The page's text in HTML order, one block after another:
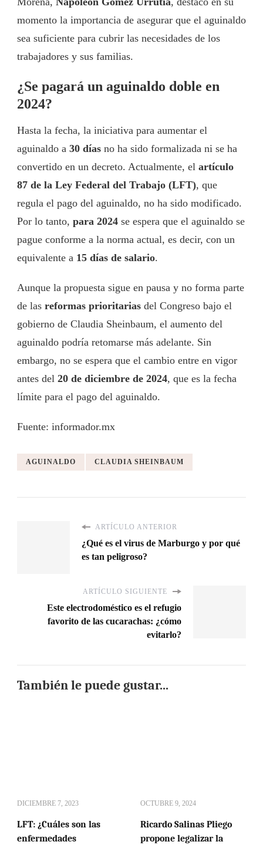
momento la importancia de asegurar que el aguinaldo
sea suficiente para cubrir las necesidades de los
trabajadores y sus familias.
¿Se pagará un aguinaldo doble en
2024?
Hasta la fecha, la iniciativa para aumentar el
aguinaldo a 30 días no ha sido formalizada ni se ha
convertido en un decreto. Actualmente, el artículo
87 de la Ley Federal del Trabajo (LFT), que
regula el pago del aguinaldo, no ha sido modificado.
Por lo tanto, para 2024 se espera que el aguinaldo se
pague conforme a la norma actual, es decir, con un
equivalente a 15 días de salario.
Aunque la propuesta sigue en pausa y no forma parte
de las reformas prioritarias del Congreso bajo el
gobierno de Claudia Sheinbaum, el aumento del
aguinaldo podría retomarse más adelante. Sin
embargo, no se espera que el cambio entre en vigor
antes del 20 de diciembre de 2024, que es la fecha
límite para el pago del aguinaldo.
Fuente: informador.mx
AGUINALDO CLAUDIA SHEINBAUM
ARTÍCULO ANTERIOR
¿Qué es el virus de Marburgo y por qué
es tan peligroso?
ARTÍCULO SIGUIENTE
Este electrodoméstico es el refugio
favorito de las cucarachas: ¿cómo
evitarlo?
También le puede gustar...
DICIEMBRE 7, 2023
LFT: ¿Cuáles son las
enfermedades
OCTUBRE 9, 2024
Ricardo Salinas Pliego
propone legalizar la